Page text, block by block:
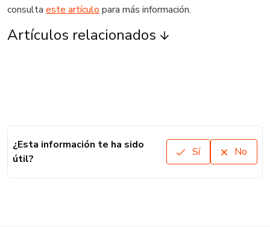
consulta este artículo para más información.
Artículos relacionados
¿Esta información te ha sido
útil?
Sí No